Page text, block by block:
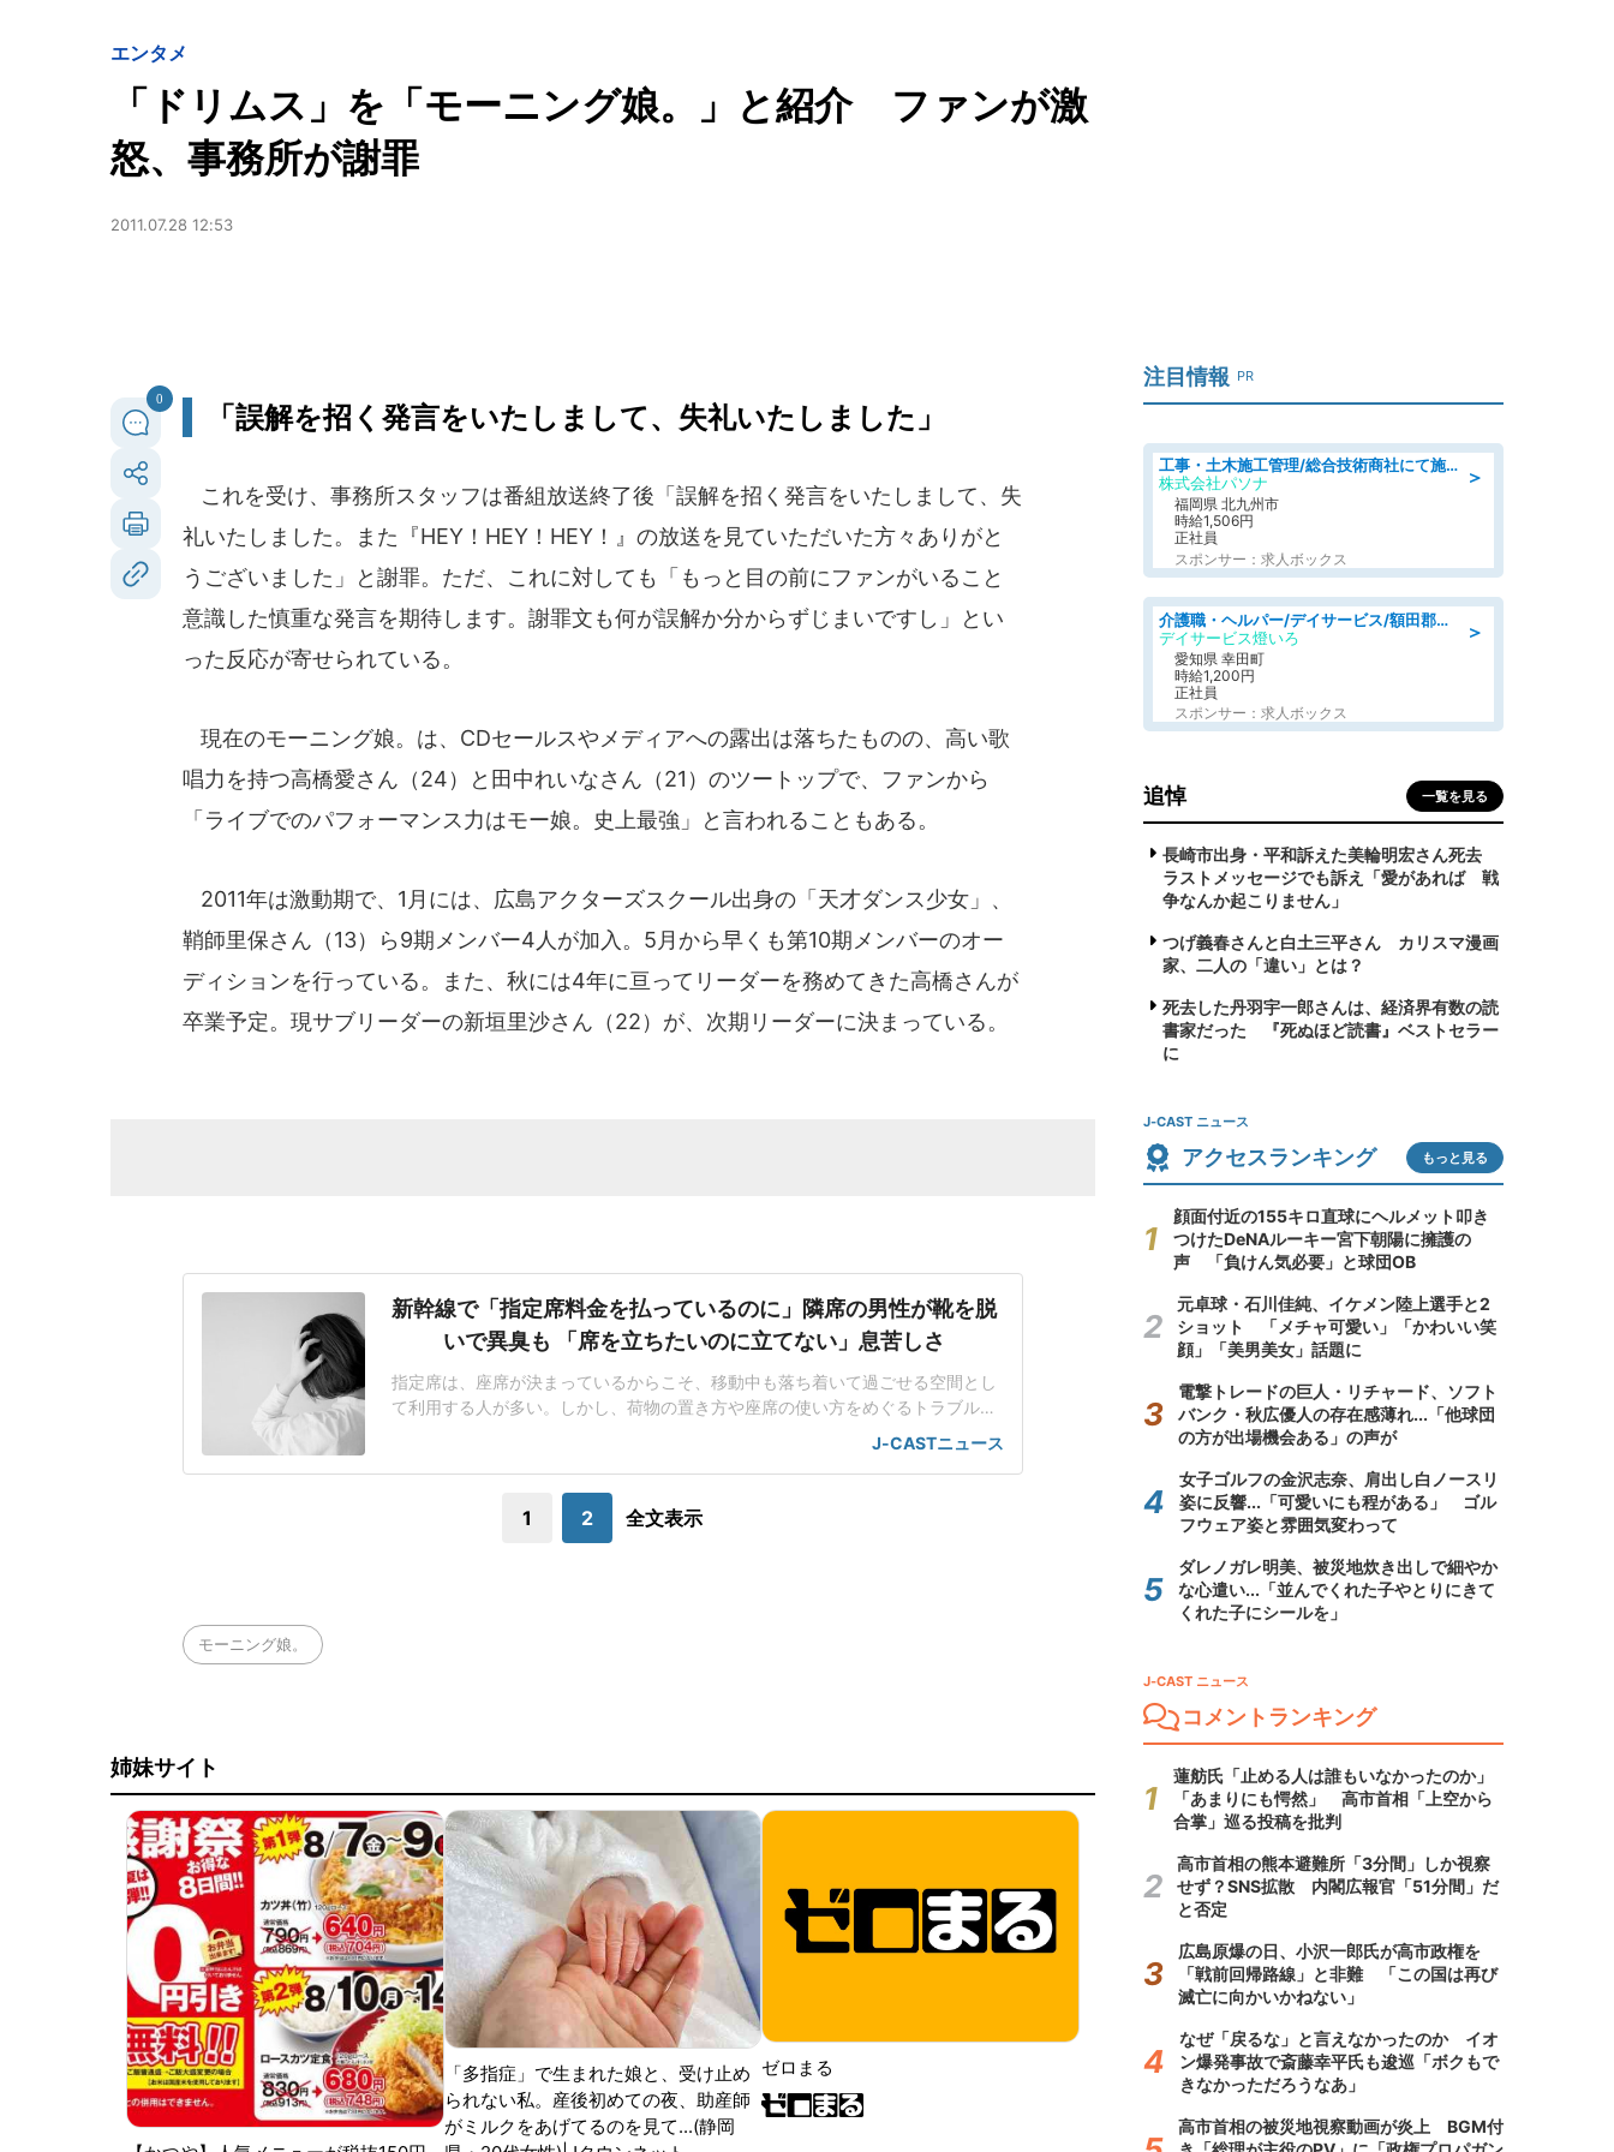
エンタメ
「ドリムス」を「モーニング娘。」と紹介 ファンが激
怒、事務所が謝罪
2011.07.28 12:53
0
「誤解を招く発言をいたしまして、失礼いたしました」
これを受け、事務所スタッフは番組放送終了後「誤解を招く発言をいたしまして、失
礼いたしました。また『HEY！HEY！HEY！』の放送を見ていただいた方々ありがと
うございました」と謝罪。ただ、これに対しても「もっと目の前にファンがいること
意識した慎重な発言を期待します。謝罪文も何が誤解か分からずじまいですし」とい
った反応が寄せられている。
現在のモーニング娘。は、CDセールスやメディアへの露出は落ちたものの、高い歌
唱力を持つ高橋愛さん（24）と田中れいなさん（21）のツートップで、ファンから
「ライブでのパフォーマンス力はモー娘。史上最強」と言われることもある。
2011年は激動期で、1月には、広島アクターズスクール出身の「天才ダンス少女」、
鞘師里保さん（13）ら9期メンバー4人が加入。5月から早くも第10期メンバーのオー
ディションを行っている。また、秋には4年に亘ってリーダーを務めてきた高橋さんが
卒業予定。現サブリーダーの新垣里沙さん（22）が、次期リーダーに決まっている。
新幹線で「指定席料金を払っているのに」隣席の男性が靴を脱
いで異臭も 「席を立ちたいのに立てない」息苦しさ
指定席は、座席が決まっているからこそ、移動中も落ち着いて過ごせる空間とし
て利用する人が多い。しかし、荷物の置き方や座席の使い方をめぐるトラブルに
悩まされるケースもある。日本民営鉄道協会が実施した「2025年度駅と電車内の
迷惑行為ランキング」(2025年10月1日~11月30日にウェブ上で実施、5202人が回
いたり、身体
J-CASTニュース
1 2 全文表示
モーニング娘。
姉妹サイト
「多指症」で生まれた娘と、受け止め
られない私。産後初めての夜、助産師
がミルクをあげてるのを見て...(静岡
ゼロまる
注目情報 PR
＞
工事・土木施工管理/総合技術商社にて施工管理のお仕事/即日勤務可/車通勤可/工事・土木施工管理/生産・品質管理
株式会社パソナ
福岡県 北九州市
時給1,506円
正社員
スポンサー：求人ボックス
＞
介護職・ヘルパー/デイサービス/額田郡幸田町/JR東海道本線 幸田/愛知県
デイサービス燈いろ
愛知県 幸田町
時給1,200円
正社員
スポンサー：求人ボックス
追悼 一覧を見る
長崎市出身・平和訴えた美輪明宏さん死去
ラストメッセージでも訴え「愛があれば 戦
争なんか起こりません」
つげ義春さんと白土三平さん カリスマ漫画
家、二人の「違い」とは？
死去した丹羽宇一郎さんは、経済界有数の読
書家だった 『死ぬほど読書』ベストセラー
に
J-CAST ニュース
アクセスランキング もっと見る
顔面付近の155キロ直球にヘルメット叩き
つけたDeNAルーキー宮下朝陽に擁護の
声 「負けん気必要」と球団OB
元卓球・石川佳純、イケメン陸上選手と2
ショット 「メチャ可愛い」「かわいい笑
顔」「美男美女」話題に
電撃トレードの巨人・リチャード、ソフト
バンク・秋広優人の存在感薄れ...「他球団
の方が出場機会ある」の声が
女子ゴルフの金沢志奈、肩出し白ノースリ
姿に反響...「可愛いにも程がある」 ゴル
フウェア姿と雰囲気変わって
ダレノガレ明美、被災地炊き出しで細やか
な心遣い...「並んでくれた子やとりにきて
くれた子にシールを」
J-CAST ニュース
コメントランキング
蓮舫氏「止める人は誰もいなかったのか」
「あまりにも愕然」 高市首相「上空から
合掌」巡る投稿を批判
高市首相の熊本避難所「3分間」しか視察
せず？SNS拡散 内閣広報官「51分間」だ
と否定
広島原爆の日、小沢一郎氏が高市政権を
「戦前回帰路線」と非難 「この国は再び
滅亡に向かいかねない」
なぜ「戻るな」と言えなかったのか イオ
ン爆発事故で斎藤幸平氏も逡巡「ボクもで
きなかっただろうなあ」
高市首相の被災地視察動画が炎上 BGM付